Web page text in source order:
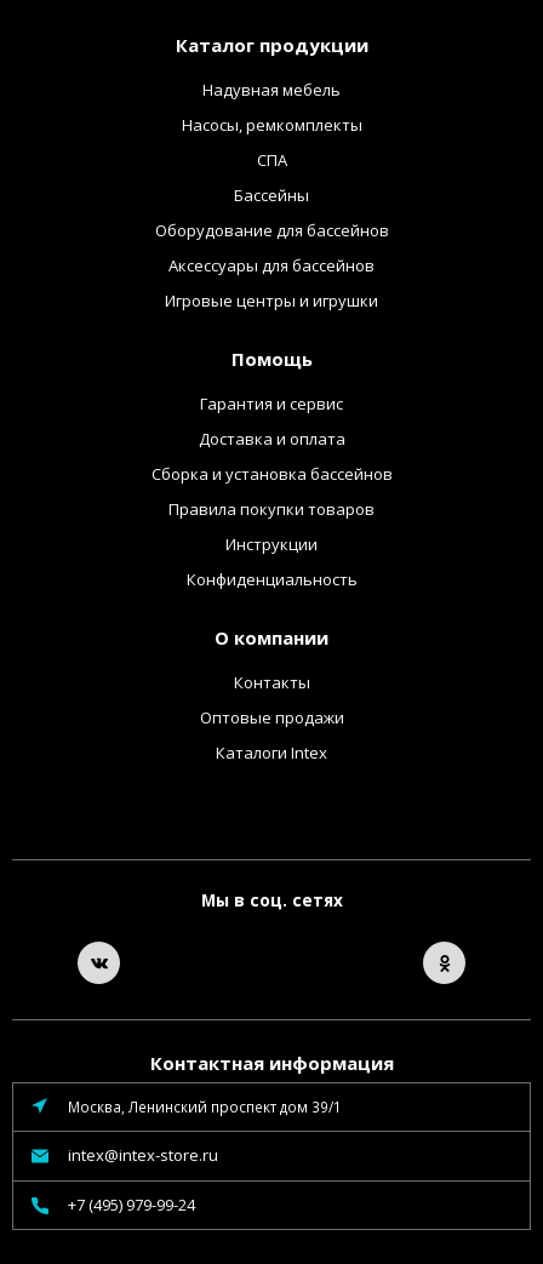
Каталог продукции
Надувная мебель
Насосы, ремкомплекты
СПА
Бассейны
Оборудование для бассейнов
Аксессуары для бассейнов
Игровые центры и игрушки
Помощь
Гарантия и сервис
Доставка и оплата
Сборка и установка бассейнов
Правила покупки товаров
Инструкции
Конфиденциальность
О компании
Контакты
Оптовые продажи
Каталоги Intex
Мы в соц. сетях
Контактная информация
Москва, Ленинский проспект дом 39/1
intex@intex-store.ru
+7 (495) 979-99-24